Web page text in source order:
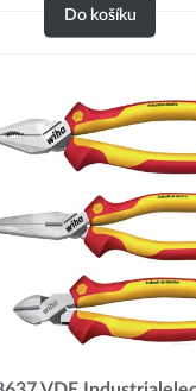
Do košíku